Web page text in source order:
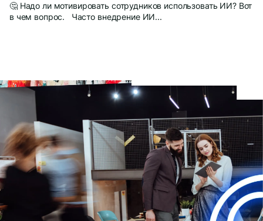
🤔 Надо ли мотивировать сотрудников использовать ИИ? Вот
в чем вопрос. Часто внедрение ИИ...